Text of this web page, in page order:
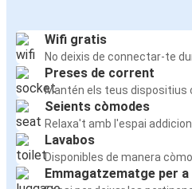
Wifi gratis
No deixis de connectar-te
Preses de corrent
Mantén els teus
Seients còmodes
Relaxa't amb l'espai
Lavabos
Disponibles de manera
Emmagatzematge per